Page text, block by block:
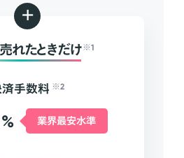
+
れたときだけ ※1
手数料 ※2
% 業界最安水準